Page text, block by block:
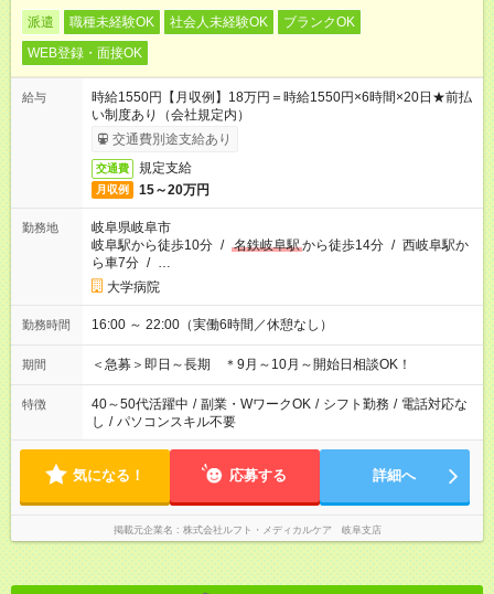
派遣 職種未経験OK 社会人未経験OK
ブランクOK
WEB登録・面接OK
給与
時給1550円【月収例】18万円＝時給1550円×6時間×20日★前払
い制度あり（会社規定内）
交通費別途支給あり
交通費 規定支給
月収例 15～20万円
勤務地
岐阜県岐阜市
岐阜駅から徒歩10分 / 名鉄岐阜駅から徒歩14分 / 西岐阜駅か
ら車7分 / …
大学病院
勤務時間 16:00 ～ 22:00（実働6時間／休憩なし）
期間 ＜急募＞即日～長期 ＊9月～10月～開始日相談OK！
特徴 40～50代活躍中 / 副業・WワークOK / シフト勤務 / 電話対応な
し / パソコンスキル不要
気になる！ 応募する 詳細へ
掲載元企業名 株式会社ルフト・メディカルケア 岐阜支店